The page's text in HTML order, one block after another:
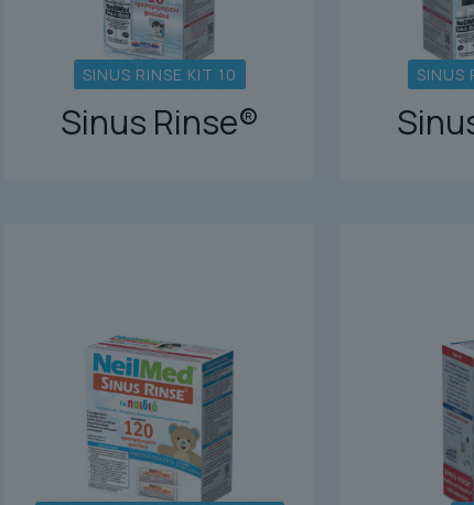
SINUS RINSE KIT 10
Sinus Rinse®
SINUS